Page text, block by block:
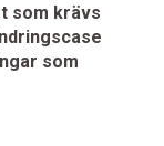
som krävs
som